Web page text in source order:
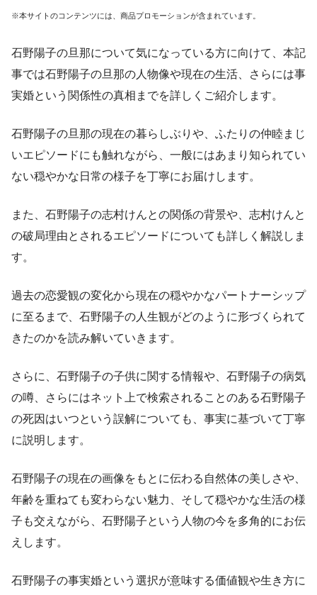
※本サイトのコンテンツには、商品プロモーションが含まれています。
石野陽子の旦那について気になっている方に向けて、本記
事では石野陽子の旦那の人物像や現在の生活、さらには事
実婚という関係性の真相までを詳しくご紹介します。
石野陽子の旦那の現在の暮らしぶりや、ふたりの仲睦まじ
いエピソードにも触れながら、一般にはあまり知られてい
ない穏やかな日常の様子を丁寧にお届けします。
また、石野陽子の志村けんとの関係の背景や、志村けんと
の破局理由とされるエピソードについても詳しく解説しま
す。
過去の恋愛観の変化から現在の穏やかなパートナーシップ
に至るまで、石野陽子の人生観がどのように形づくられて
きたのかを読み解いていきます。
さらに、石野陽子の子供に関する情報や、石野陽子の病気
の噂、さらにはネット上で検索されることのある石野陽子
の死因はいつという誤解についても、事実に基づいて丁寧
に説明します。
石野陽子の現在の画像をもとに伝わる自然体の美しさや、
年齢を重ねても変わらない魅力、そして穏やかな生活の様
子も交えながら、石野陽子という人物の今を多角的にお伝
えします。
石野陽子の事実婚という選択が意味する価値観や生き方に